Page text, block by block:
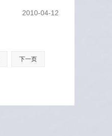
2010-04-12
下一页